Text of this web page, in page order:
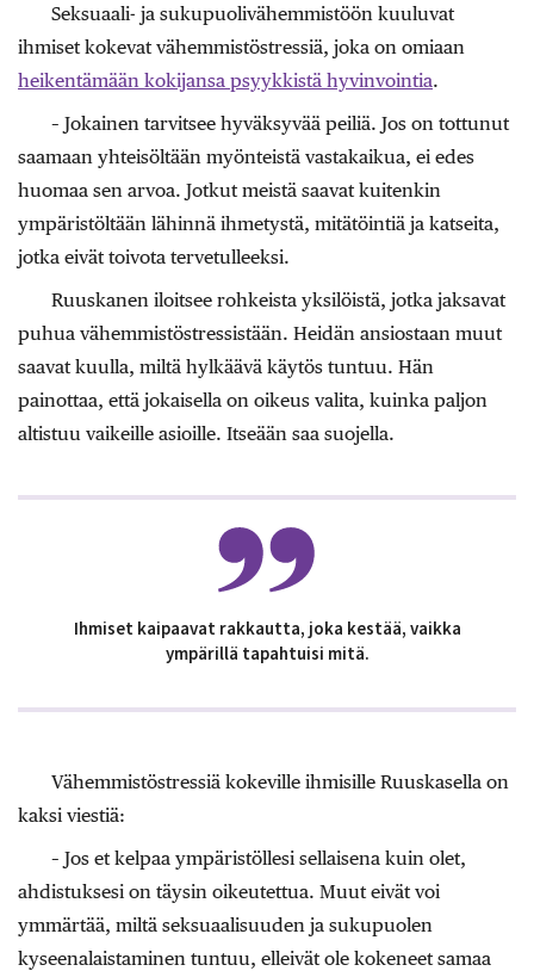
Seksuaali- ja sukupuolivähemmistöön kuuluvat
ihmiset kokevat vähemmistöstressiä, joka on omiaan
heikentämään kokijansa psyykkistä hyvinvointia.
– Jokainen tarvitsee hyväksyvää peiliä. Jos on tottunut
saamaan yhteisöltään myönteistä vastakaikua, ei edes
huomaa sen arvoa. Jotkut meistä saavat kuitenkin
ympäristöltään lähinnä ihmetystä, mitätöintiä ja katseita,
jotka eivät toivota tervetulleeksi.
Ruuskanen iloitsee rohkeista yksilöistä, jotka jaksavat
puhua vähemmistöstressistään. Heidän ansiostaan muut
saavat kuulla, miltä hylkäävä käytös tuntuu. Hän
painottaa, että jokaisella on oikeus valita, kuinka paljon
altistuu vaikeille asioille. Itseään saa suojella.
Ihmiset kaipaavat rakkautta, joka kestää, vaikka
ympärillä tapahtuisi mitä.
Vähemmistöstressiä kokeville ihmisille Ruuskasella on
kaksi viestiä:
– Jos et kelpaa ympäristöllesi sellaisena kuin olet,
ahdistuksesi on täysin oikeutettua. Muut eivät voi
ymmärtää, miltä seksuaalisuuden ja sukupuolen
kyseenalaistaminen tuntuu, elleivät ole kokeneet samaa